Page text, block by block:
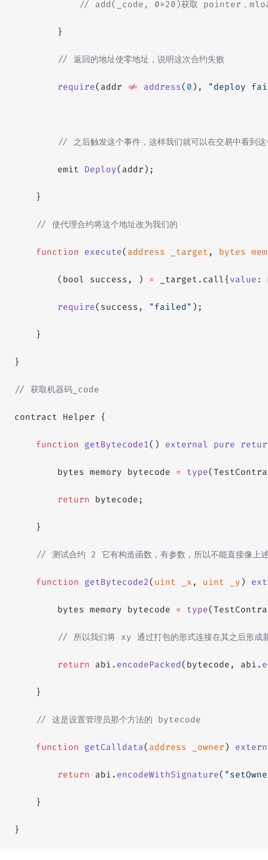
// add(_code, 0x20)获取 pointer，
}
// 返回的地址使零地址，说明这次合约失败
require(addr != address( 0 ), "deploy
// 之后触发这个事件，这样我们就可以在交易中看到这
emit Deploy(addr);
}
// 使代理合约将这个地址改为我们的
function execute( address _target , bytes
(bool success, ) = _target.call{ value :
require(success, "failed" );
}
}
// 获取机器码_code
contract Helper {
function getBytecode1() external pure
bytes memory bytecode = type
return bytecode;
}
// 测试合约 2 它有构造函数，有参数，所以不能直接像上述
function getBytecode2( uint _x , uint _y )
bytes memory bytecode = type
// 所以我们将 xy 通过打包的形式连接在其之后形成
return abi. encodePacked(bytecode, abi.
}
// 这是设置管理员那个方法的 bytecode
function getCalldata( address _owner )
return abi. encodeWithSignature(
}
}